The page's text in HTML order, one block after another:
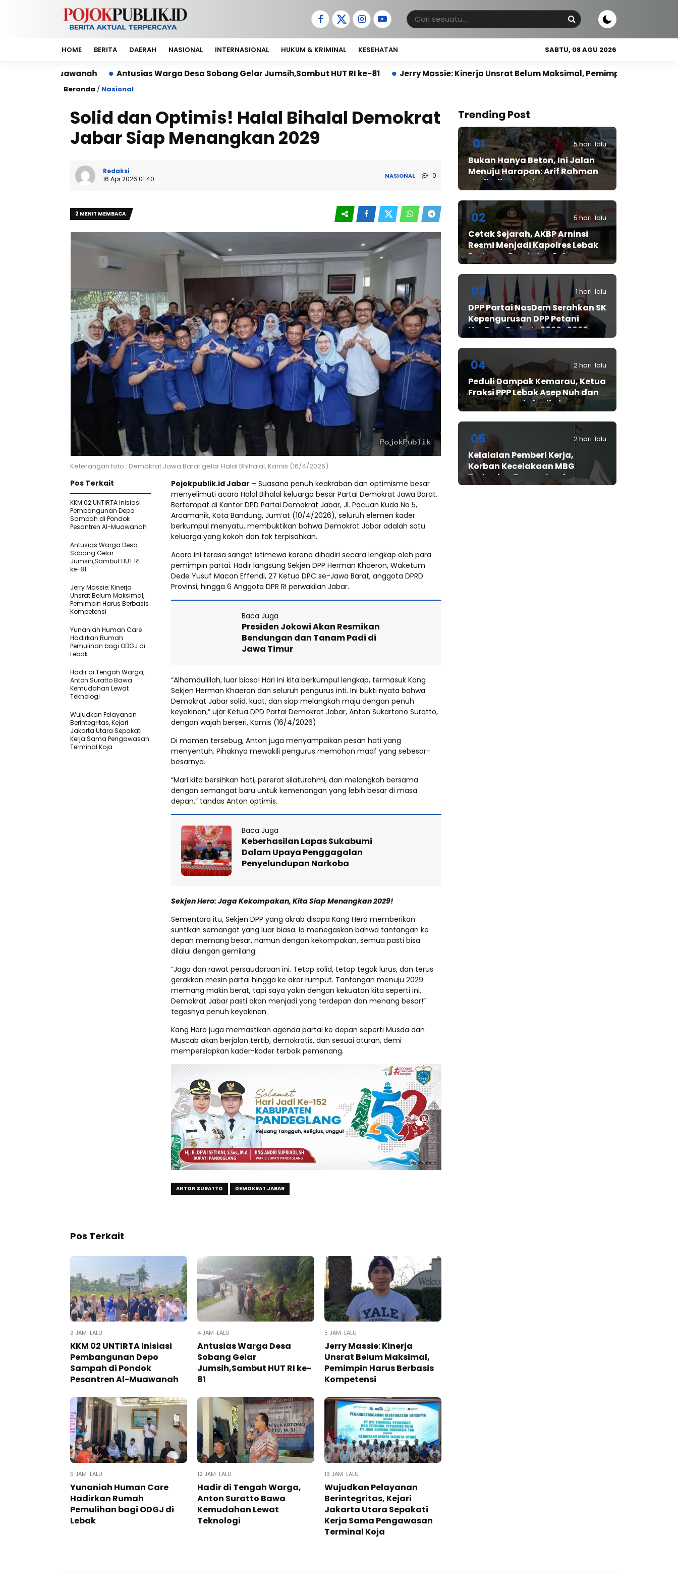
HOME BERITA DAERAH NASIONAL INTERNASIONAL HUKUM & KRIMINAL KESEHATAN SABTU, 08 AGU 2026
Antusias Warga Desa Sobang Gelar Jumsih,Sambut HUT RI ke-81 Jerry Massie: Kinerja Unsrat Belum Maksimal, Pemimpin Harus Berbasis Kompetensi
Beranda / Nasional
Solid dan Optimis! Halal Bihalal Demokrat
Jabar Siap Menangkan 2029
Redaksi
16 Apr 2026 01:40
NASIONAL 0
2 MENIT MEMBACA
Keterangan foto : Demokrat Jawa Barat gelar Halal Bhihalal, Kamis (16/4/2026)
Pojokpublik.id Jabar – Suasana penuh keakraban dan optimisme besar
menyelimuti acara Halal Bihalal keluarga besar Partai Demokrat Jawa Barat.
Bertempat di Kantor DPD Partai Demokrat Jabar, Jl. Pacuan Kuda No 5,
Arcamanik, Kota Bandung, Jum’at (10/4/2026), seluruh elemen kader
berkumpul menyatu, membuktikan bahwa Demokrat Jabar adalah satu
keluarga yang kokoh dan tak terpisahkan.
Acara ini terasa sangat istimewa karena dihadiri secara lengkap oleh para
pemimpin partai. Hadir langsung Sekjen DPP Herman Khaeron, Waketum
Dede Yusuf Macan Effendi, 27 Ketua DPC se-Jawa Barat, anggota DPRD
Provinsi, hingga 6 Anggota DPR RI perwakilan Jabar.
Baca Juga
Presiden Jokowi Akan Resmikan
Bendungan dan Tanam Padi di
Jawa Timur
“Alhamdulillah, luar biasa! Hari ini kita berkumpul lengkap, termasuk Kang
Sekjen Herman Khaeron dan seluruh pengurus inti. Ini bukti nyata bahwa
Demokrat Jabar solid, kuat, dan siap melangkah maju dengan penuh
keyakinan,” ujar Ketua DPD Partai Demokrat Jabar, Anton Sukartono Suratto,
dengan wajah berseri, Kamis (16/4/2026)
Di momen tersebug, Anton juga menyampaikan pesan hati yang
menyentuh. Pihaknya mewakili pengurus memohon maaf yang sebesar-
besarnya.
“Mari kita bersihkan hati, pererat silaturahmi, dan melangkah bersama
dengan semangat baru untuk kemenangan yang lebih besar di masa
depan,” tandas Anton optimis.
Baca Juga
Keberhasilan Lapas Sukabumi
Dalam Upaya Penggagalan
Penyelundupan Narkoba
Sekjen Hero: Jaga Kekompakan, Kita Siap Menangkan 2029!
Sementara itu, Sekjen DPP yang akrab disapa Kang Hero memberikan
suntikan semangat yang luar biasa. Ia menegaskan bahwa tantangan ke
depan memang besar, namun dengan kekompakan, semua pasti bisa
dilalui dengan gemilang.
“Jaga dan rawat persaudaraan ini. Tetap solid, tetap tegak lurus, dan terus
gerakkan mesin partai hingga ke akar rumput. Tantangan menuju 2029
memang makin berat, tapi saya yakin dengan kekuatan kita seperti ini,
Demokrat Jabar pasti akan menjadi yang terdepan dan menang besar!”
tegasnya penuh keyakinan.
Kang Hero juga memastikan agenda partai ke depan seperti Musda dan
Muscab akan berjalan tertib, demokratis, dan sesuai aturan, demi
mempersiapkan kader-kader terbaik pemenang.
ANTON SURATTO DEMOKRAT JABAR
Pos Terkait
KKM 02 UNTIRTA Inisiasi
Pembangunan Depo
Sampah di Pondok
Pesantren Al-Muawanah
Antusias Warga Desa
Sobang Gelar
Jumsih,Sambut HUT RI
ke-81
Jerry Massie: Kinerja
Unsrat Belum Maksimal,
Pemimpin Harus Berbasis
Kompetensi
Yunaniah Human Care
Hadirkan Rumah
Pemulihan bagi ODGJ di
Lebak
Hadir di Tengah Warga,
Anton Suratto Bawa
Kemudahan Lewat
Teknologi ​
Wujudkan Pelayanan
Berintegritas, Kejari
Jakarta Utara Sepakati
Kerja Sama Pengawasan
Terminal Koja
Pos Terkait
3 JAM LALU
KKM 02 UNTIRTA Inisiasi
Pembangunan Depo
Sampah di Pondok
Pesantren Al-Muawanah
4 JAM LALU
Antusias Warga Desa
Sobang Gelar
Jumsih,Sambut HUT RI ke-
81
5 JAM LALU
Jerry Massie: Kinerja
Unsrat Belum Maksimal,
Pemimpin Harus Berbasis
Kompetensi
5 JAM LALU
Yunaniah Human Care
Hadirkan Rumah
Pemulihan bagi ODGJ di
Lebak
12 JAM LALU
Hadir di Tengah Warga,
Anton Suratto Bawa
Kemudahan Lewat
Teknologi ​
13 JAM LALU
Wujudkan Pelayanan
Berintegritas, Kejari
Jakarta Utara Sepakati
Kerja Sama Pengawasan
Terminal Koja
Trending Post
01 5 hari lalu
Bukan Hanya Beton, Ini Jalan
Menuju Harapan: Arif Rahman
Hadir di Tengah Warga
Cibadak
02 5 hari lalu
Cetak Sejarah, AKBP Arninsi
Resmi Menjadi Kapolres Lebak
Pertama Berstatus Polwan
03 1 hari lalu
DPP Partai NasDem Serahkan SK
Kepengurusan DPP Petani
NasDem Periode 2026–2029,
Arif Rahman, S.H. Resmi Pimpin
Nasdem
04 2 hari lalu
Peduli Dampak Kemarau, Ketua
Fraksi PPP Lebak Asep Nuh dan
Anggota Fraksi Adiwinata
Kusuma Salurkan Bantuan Air
Bintangresm
05 2 hari lalu
Kelalaian Pemberi Kerja,
Korban Kecelakaan MBG
Terbaring Tanpa Jaminan